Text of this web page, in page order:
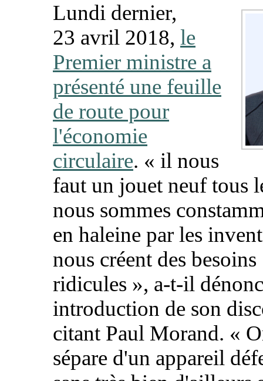
Lundi dernier,
23 avril 2018, le
Premier ministre a
présenté une feuille
de route pour
l'économie
circulaire. « il nous
faut un jouet neuf tous
nous sommes
en haleine par les
nous créent des besoins
ridicules », a-t-il
introduction de son
citant Paul Morand. «
sépare d'un appareil